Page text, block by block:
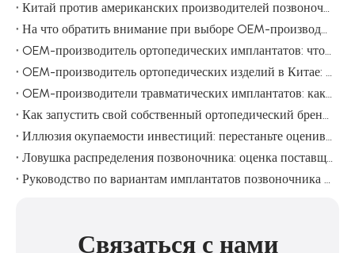
Связаться с нами